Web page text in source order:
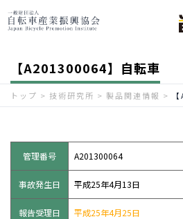
【A201300064】自転車
トップ > 技術研究所 > 製品関連情報 >
管理番号 A201300064
事故発生日 平成25年4月13日
報告受理日 平成25年4月25日